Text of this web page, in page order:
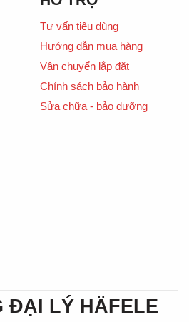
Tư vấn tiêu dùng
Hướng dẫn mua hàng
Vận chuyển lắp đặt
Chính sách bảo hành
Sửa chữa - bảo dưỡng
ĐẠI LÝ HÄFELE